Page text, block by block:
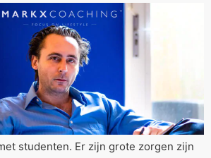
studenten. Er zijn grote zorgen zijn